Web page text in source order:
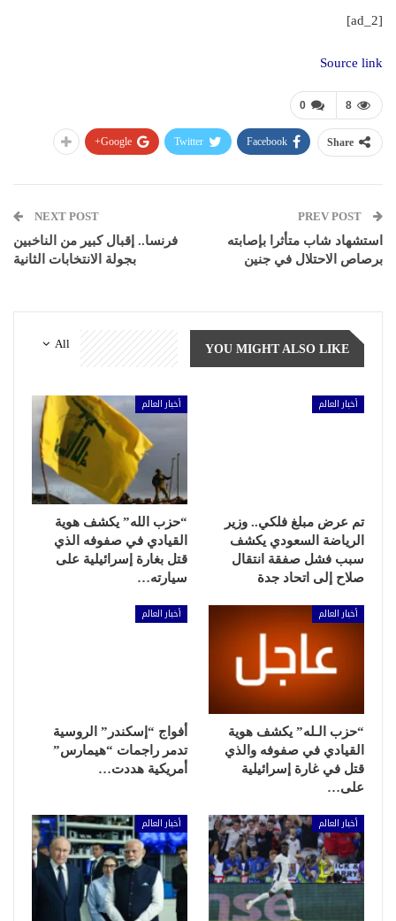
[ad_2]
Source link
0 8
Share
Facebook
Twitter
Google+
استشهاد شاب متأثرا بإصابته
برصاص الاحتلال في جنين
NEXT POST
فرنسا.. إقبال كبير من الناخبين
بجولة الانتخابات الثانية
All YOU MIGHT ALSO LIKE
أخبار العالم
تم عرض مبلغ فلكي.. وزير
الرياضة السعودي يكشف
سبب فشل صفقة انتقال
صلاح إلى اتحاد جدة
أخبار العالم
“حزب الله” يكشف هوية
القيادي في صفوفه الذي
قتل بغارة إسرائيلية على
سيارته…
أخبار العالم
“حزب الـله” يكشف هوية
القيادي في صفوفه والذي
قتل في غارة إسرائيلية
على…
أخبار العالم
أفواج “إسكندر” الروسية
تدمر راجمات “هيمارس”
أمريكية هددت…
أخبار العالم أخبار العالم